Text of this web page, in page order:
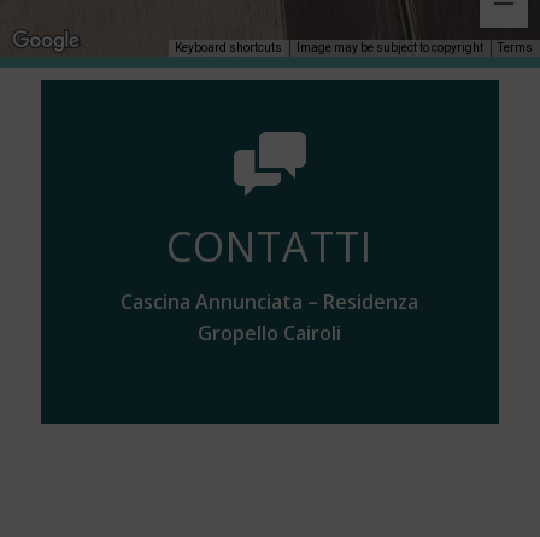
Keyboard shortcuts Image may be subject to copyright Terms
CONTATTI
Cascina Annunciata – Residenza
Gropello Cairoli